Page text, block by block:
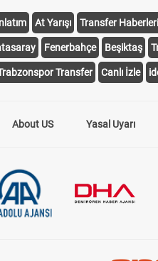
At Yarışı Transfer Haberleri
Fenerbahçe Beşiktaş
Transfer Canlı İzle
About US Yasal Uyarı